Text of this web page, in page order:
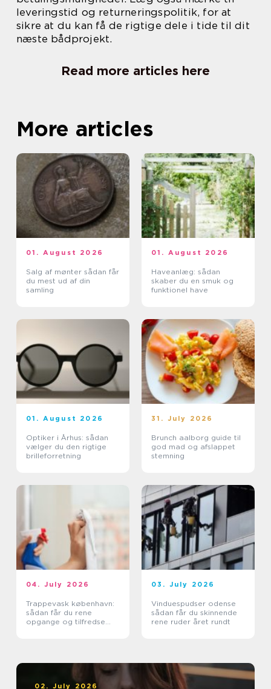
leveringstid og returneringspolitik, for at
sikre at du kan få de rigtige dele i tide til dit
næste bådprojekt.
Read more articles here
More articles
01. August 2026
Salg af mønter sådan får
du mest ud af din
samling
01. August 2026
Haveanlæg: sådan
skaber du en smuk og
funktionel have
01. August 2026
Optiker i Århus: sådan
vælger du den rigtige
brilleforretning
31. July 2026
Brunch aalborg guide til
god mad og afslappet
stemning
04. July 2026
Trappevask københavn:
sådan får du rene
opgange og tilfredse
03. July 2026
Vinduespudser odense
sådan får du skinnende
rene ruder året rundt
02. July 2026